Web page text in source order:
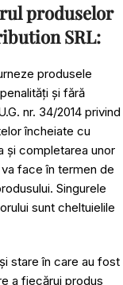
produselor
SRL:
produsele
și fără
nr. 34/2014 privind
încheiate cu
și completarea unor
face în termen de
Singurele
sunt cheltuielile
stare în care au fost
a fiecărui produs